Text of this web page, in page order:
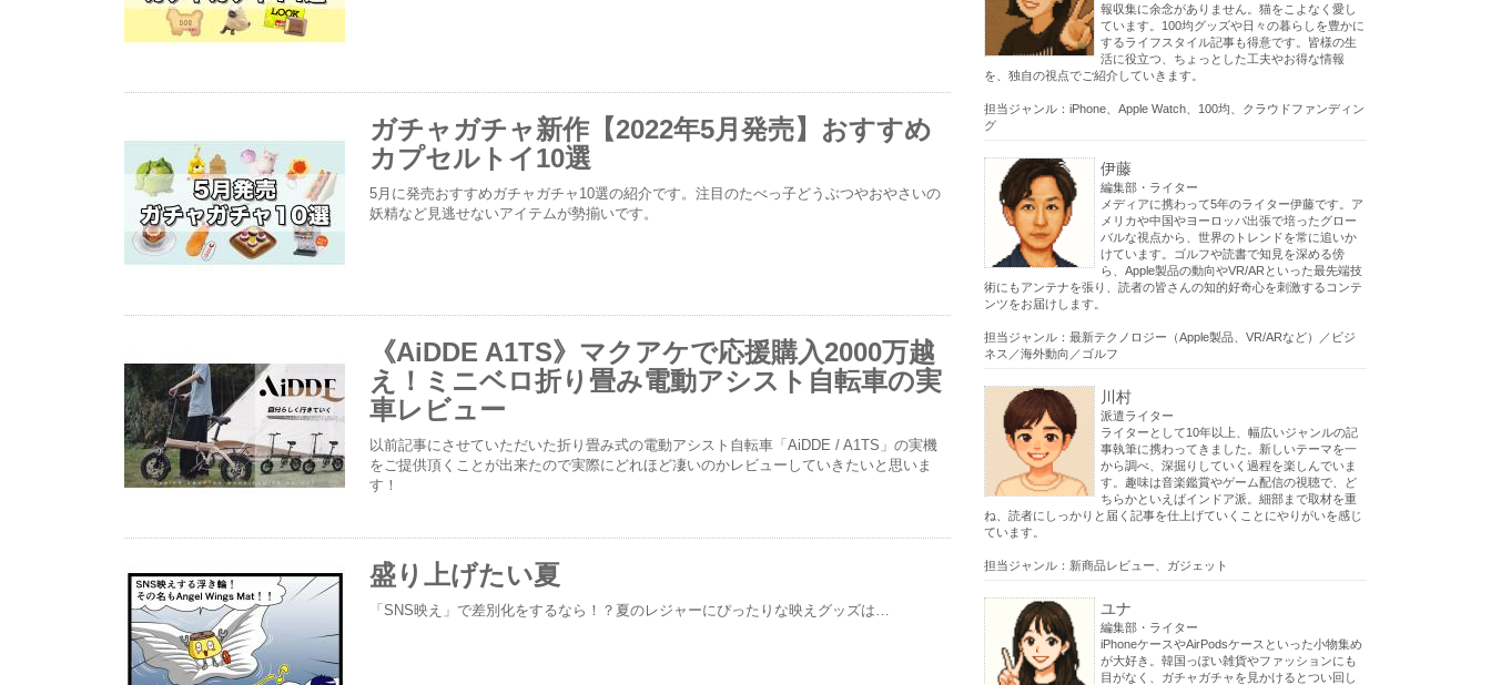
ガチャガチャ新作【2022年5月発売】おすすめ
カプセルトイ10選
5月に発売おすすめガチャガチャ10選の紹介です。注目のたべっ子どうぶつやおやさいの
妖精など見逃せないアイテムが勢揃いです。
《AiDDE A1TS》マクアケで応援購入2000万越
え！ミニベロ折り畳み電動アシスト自転車の実
車レビュー
以前記事にさせていただいた折り畳み式の電動アシスト自転車「AiDDE / A1TS」の実機
をご提供頂くことが出来たので実際にどれほど凄いのかレビューしていきたいと思いま
す！
盛り上げたい夏
「SNS映え」で差別化をするなら！？夏のレジャーにぴったりな映えグッズは…
報収集に余念がありません。猫をこよなく愛し
ています。100均グッズや日々の暮らしを豊かに
するライフスタイル記事も得意です。皆様の生
活に役立つ、ちょっとした工夫やお得な情報
を、独自の視点でご紹介していきます。
担当ジャンル：iPhone、Apple Watch、100均、クラウドファンディン
グ
伊藤
編集部・ライター
メディアに携わって5年のライター伊藤です。ア
メリカや中国やヨーロッパ出張で培ったグロー
バルな視点から、世界のトレンドを常に追いか
けています。ゴルフや読書で知見を深める傍
ら、Apple製品の動向やVR/ARといった最先端技
術にもアンテナを張り、読者の皆さんの知的好奇心を刺激するコンテ
ンツをお届けします。
担当ジャンル：最新テクノロジー（Apple製品、VR/ARなど）／ビジ
ネス／海外動向／ゴルフ
川村
派遣ライター
ライターとして10年以上、幅広いジャンルの記
事執筆に携わってきました。新しいテーマを一
から調べ、深掘りしていく過程を楽しんでいま
す。趣味は音楽鑑賞やゲーム配信の視聴で、ど
ちらかといえばインドア派。細部まで取材を重
ね、読者にしっかりと届く記事を仕上げていくことにやりがいを感じ
ています。
担当ジャンル：新商品レビュー、ガジェット
ユナ
編集部・ライター
iPhoneケースやAirPodsケースといった小物集め
が大好き。韓国っぽい雑貨やファッションにも
目がなく、ガチャガチャを見かけるとつい回し